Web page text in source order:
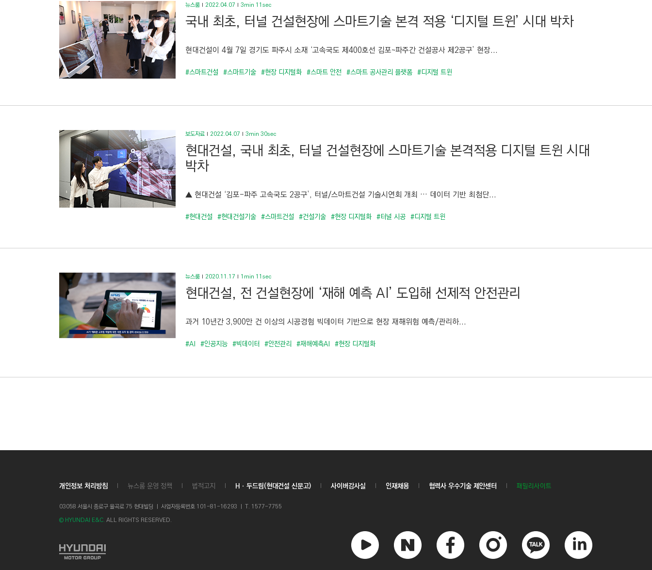
뉴스룸 2022.04.07 3min 11sec
국내 최초, 터널 건설현장에 스마트기술 본격 적용 ‘디지털 트윈’ 시대 박차
현대건설이 4월 7일 경기도 파주시 소재 ‘고속국도 제400호선 김포~파주간 건설공사 제2공구’ 현장...
#스마트건설 #스마트기술 #현장 디지털화 #스마트 안전 #스마트 공사관리 플랫폼 #디지털 트윈
보도자료 2022.04.07 3min 30sec
현대건설, 국내 최초, 터널 건설현장에 스마트기술 본격적용 디지털 트윈 시대
박차
▲ 현대건설 ‘김포-파주 고속국도 2공구’, 터널/스마트건설 기술시연회 개최 … 데이터 기반 최첨단...
#현대건설 #현대건설기술 #스마트건설 #건설기술 #현장 디지털화 #터널 시공 #디지털 트윈
뉴스룸 2020.11.17 1min 11sec
현대건설, 전 건설현장에 ‘재해 예측 AI’ 도입해 선제적 안전관리
과거 10년간 3,900만 건 이상의 시공경험 빅데이터 기반으로 현장 재해위험 예측/관리하...
#AI #인공지능 #빅데이터 #안전관리 #재해예측AI #현장 디지털화
개인정보 처리방침 뉴스룸 운영 정책 법적고지 Hㆍ두드림(현대건설 신문고) 사이버감사실 인재채용 협력사 우수기술 제안센터 패밀리사이트
03058 서울시 종로구 율곡로 75 현대빌딩 ㅣ 사업자등록번호 101-81-16293 ㅣ T. 1577-7755
© HYUNDAI E&C. ALL RIGHTS RESERVED.